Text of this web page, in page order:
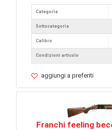
Categoria
Sottocategoria
Calibro
Condizioni articolo
aggiungi a preferiti
Franchi feeling